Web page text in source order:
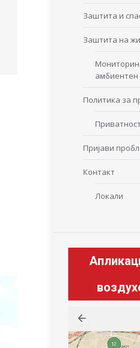
Заштита и
Заштита на
амбиентен
Политика за
Пријави
Контакт
Локали